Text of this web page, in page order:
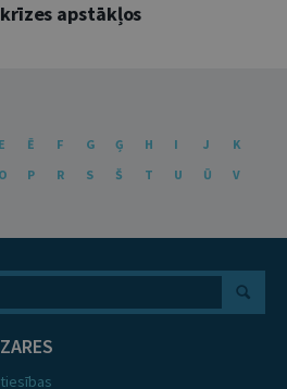
apstākļos
E Ē F G Ģ H I J
K
O P R S Š T U Ū
V